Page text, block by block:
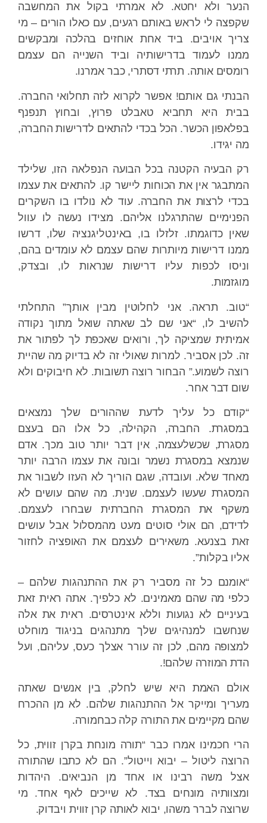
הנער ולא יחטא. לא אמרתי בקול את המחשבה
שקפצה לי לראש באותם רגעים, עם כאלו הורים – מי
צריך אויבים. ביד אחת אוחזים בהלכה ומבקשים
ממנו לעמוד בדרישותיה וביד השנייה הם עצמם
רומסים אותה. תרתי דסתרי, כבר אמרנו.
הבנתי גם אותם! אפשר לקרוא לזה תחלואי החברה.
בבית היא תחביא טאבלט פרוץ, ובחוץ תנפנף
בפלאפון הכשר. הכל בכדי להתאים לדרישות החברה,
מה יגידו.
רק הבעיה הקטנה בכל הבועה הנפלאה הזו, שלילד
המתבגר אין את הכוחות ליישר קו. להתאים את עצמו
בכדי לרצות את החברה. עוד לא נולדו בו השקרים
הפנימיים שהתרגלנו אליהם. מצידו נעשה לו עוול
שאין כדוגמתו. זלזלו בו, באינטליגנציה שלו, דרשו
ממנו דרישות מיותרות שהם עצמם לא עומדים בהם,
וניסו לכפות עליו דרישות שנראות לו, ובצדק,
מוגזמות.
“טוב. תראה. אני לחלוטין מבין אותך” התחלתי
להשיב לו, “אני שם לב שאתה שואל מתוך נקודה
אמיתית שמציקה לך, ורואים שאכפת לך לפתור את
זה. לכן אסביר. למרות שאולי זה לא בדיוק מה שהיית
רוצה לשמוע.” הבחור רוצה תשובות. לא חיבוקים ולא
שום דבר אחר.
“קודם כל עליך לדעת שההורים שלך נמצאים
במסגרת. החברה, הקהילה, כל אלו הם בעצם
מסגרת, שכשלעצמה, אין דבר יותר טוב מכך. אדם
שנמצא במסגרת נשמר ובונה את עצמו הרבה יותר
מאחד שלא. ועובדה, שגם הוריך לא העזו לשבור את
המסגרת שעשו לעצמם. שנית. מה שהם עושים לא
משקף את המסגרת החברתית שבחרו לעצמם.
לדידם, הם אולי סוטים מעט מהמסלול אבל עושים
זאת בצנעא. משאירים לעצמם את האופציה לחזור
אליו בקלות”.
“אומנם כל זה מסביר רק את ההתנהגות שלהם –
כלפי מה שהם מאמינים. לא כלפיך. אתה ראית זאת
בעיניים לא נגועות וללא אינטרסים. ראית את אלה
שנחשבו למנהיגים שלך מתנהגים בניגוד מוחלט
למצופה מהם, לכן זה עורר אצלך כעס, עליהם, ועל
הדת המוזרה שלהם!.
אולם האמת היא שיש לחלק, בין אנשים שאתה
מעריך ומייקר אל ההתנהגות שלהם. לא מן ההכרח
שהם מקיימים את התורה קלה כבחמורה.
הרי חכמינו אמרו כבר “תורה מונחת בקרן זווית, כל
הרוצה ליטול – יבוא וייטול”. הם לא כתבו שהתורה
אצל משה רבינו או אחד מן הנביאים. היהדות
ומצוותיה מונחים בצד. לא שייכים לאף אחד. מי
שרוצה לברר משהו, יבוא לאותה קרן זווית ויבדוק.